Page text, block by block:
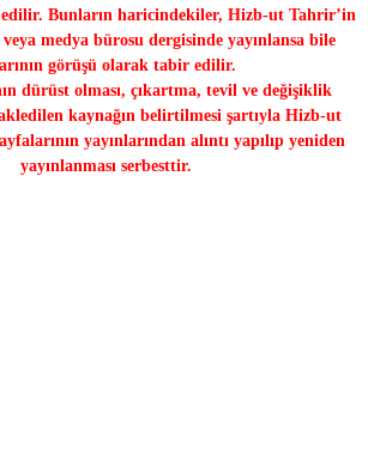
Bunların haricindekiler, Hizb-ut Tahrir’in
medya bürosu dergisinde yayınlansa bile
görüşü olarak tabir edilir.
dürüst olması, çıkartma, tevil ve değişiklik
kaynağın belirtilmesi şartıyla Hizb-ut
yayınlarından alıntı yapılıp yeniden
yayınlanması serbesttir.